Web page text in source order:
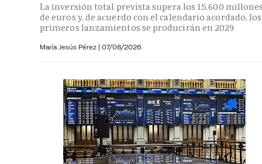
La inversión total prevista supera los 15.600
de euros y, de acuerdo con el calendario acordado, los
primeros lanzamientos se producirán en 2029
María Jesús Pérez | 07/08/2026